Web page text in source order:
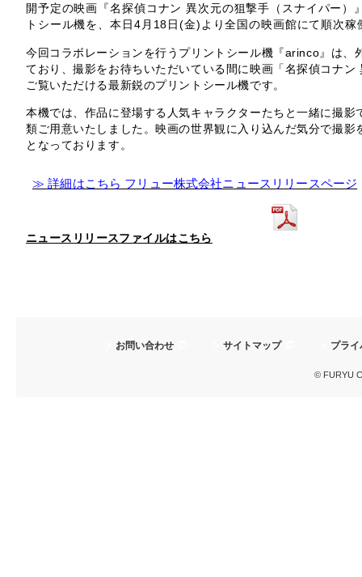
開予定の映画『名探偵コナン 異次元の狙撃手（スナイパー）
トシール機を、本日4月18日(金)より全国の映画館にて順次稼
今回コラボレーションを行うプリントシール機『arinco』は、
ており、撮影をお待ちいただいている間に映画「名探偵コナ
ご覧いただける最新鋭のプリントシール機です。
本機では、作品に登場する人気キャラクターたちと一緒に撮
類ご用意いたしました。映画の世界観に入り込んだ気分で撮
となっております。
≫ 詳細はこちら フリュー株式会社ニュースリリースページ
ニュースリリースファイルはこちら
お問い合わせ サイトマップ プラ
© FURYU